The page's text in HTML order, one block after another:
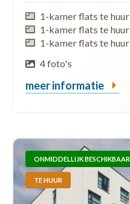
1-kamer flats te huur
1-kamer flats te huur
1-kamer flats te huur
4 foto's
meer informatie
ONMIDDELLIJK BESCHIKBAAR
TE HUUR